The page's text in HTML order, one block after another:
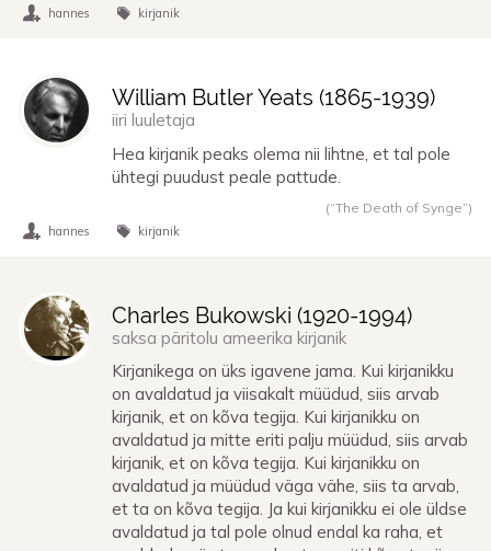
hannes kirjanik
William Butler Yeats (1865-1939)
iiri luuletaja
Hea kirjanik peaks olema nii lihtne, et tal pole
ühtegi puudust peale pattude.
(“The Death of Synge”)
hannes kirjanik
Charles Bukowski (1920-1994)
saksa päritolu ameerika kirjanik
Kirjanikega on üks igavene jama. Kui kirjanikku
on avaldatud ja viisakalt müüdud, siis arvab
kirjanik, et on kõva tegija. Kui kirjanikku on
avaldatud ja mitte eriti palju müüdud, siis arvab
kirjanik, et on kõva tegija. Kui kirjanikku on
avaldatud ja müüdud väga vähe, siis ta arvab,
et ta on kõva tegija. Ja kui kirjanikku ei ole üldse
avaldatud ja tal pole olnud endal ka raha, et